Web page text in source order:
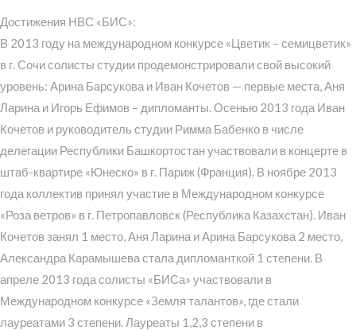
Достижения НВС «БИС»:
В 2013 году на международном конкурсе «Цветик – семицветик»
в г. Сочи солисты студии продемонстрировали свой высокий
уровень: Арина Барсукова и Иван Кочетов — первые места, Аня
Ларина и Игорь Ефимов – дипломанты. Осенью 2013 года Иван
Кочетов и руководитель студии Римма Бабенко в числе
делегации Республики Башкортостан участвовали в концерте в
штаб-квартире «Юнеско» в г. Париж (Франция). В ноябре 2013
года коллектив принял участие в Международном конкурсе
«Роза ветров» в г. Петропавловск (Республика Казахстан). Иван
Кочетов занял 1 место, Аня Ларина и Арина Барсукова 2 место,
Александра Карамышева стала дипломанткой 1 степени. В
апреле 2013 года солисты «БИСа» участвовали в
Международном конкурсе «Земля талантов», где стали
лауреатами 3 степени. Лауреаты 1,2,3 степени в